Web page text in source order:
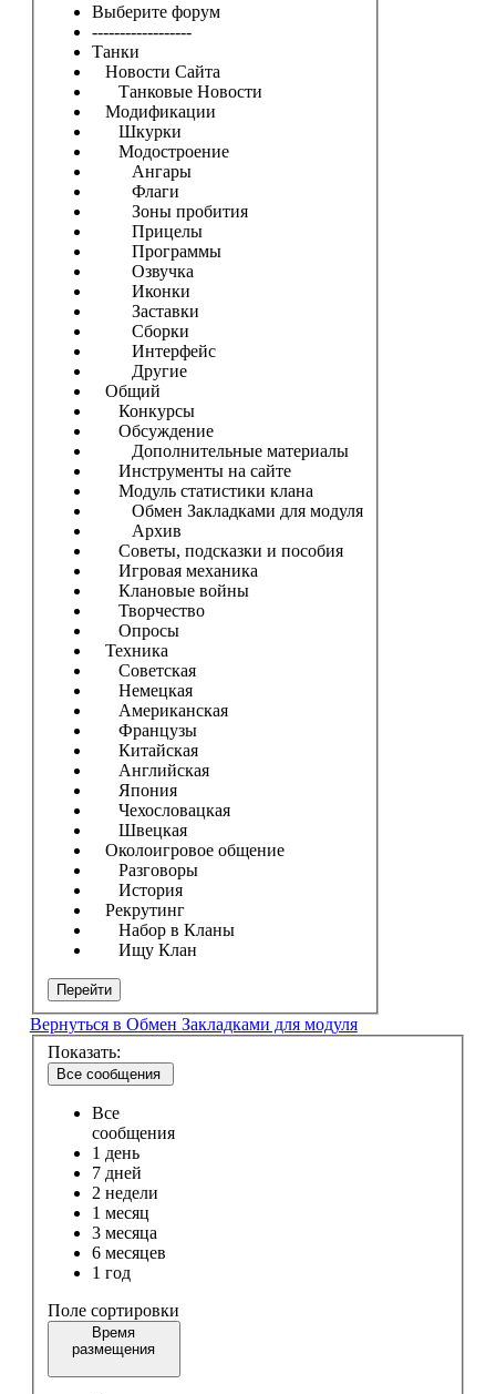
Выберите форум
------------------
Танки
Новости Сайта
Танковые Новости
Модификации
Шкурки
Модостроение
Ангары
Флаги
Зоны пробития
Прицелы
Программы
Озвучка
Иконки
Заставки
Сборки
Интерфейс
Другие
Общий
Конкурсы
Обсуждение
Дополнительные материалы
Инструменты на сайте
Модуль статистики клана
Обмен Закладками для модуля
Архив
Советы, подсказки и пособия
Игровая механика
Клановые войны
Творчество
Опросы
Техника
Советская
Немецкая
Американская
Французы
Китайская
Английская
Япония
Чехословацкая
Швецкая
Околоигровое общение
Разговоры
История
Рекрутинг
Набор в Кланы
Ищу Клан
Перейти
Вернуться в Обмен Закладками для модуля
Показать:
Все сообщения
Все
сообщения
1 день
7 дней
2 недели
1 месяц
3 месяца
6 месяцев
1 год
Поле сортировки
Время
размещения